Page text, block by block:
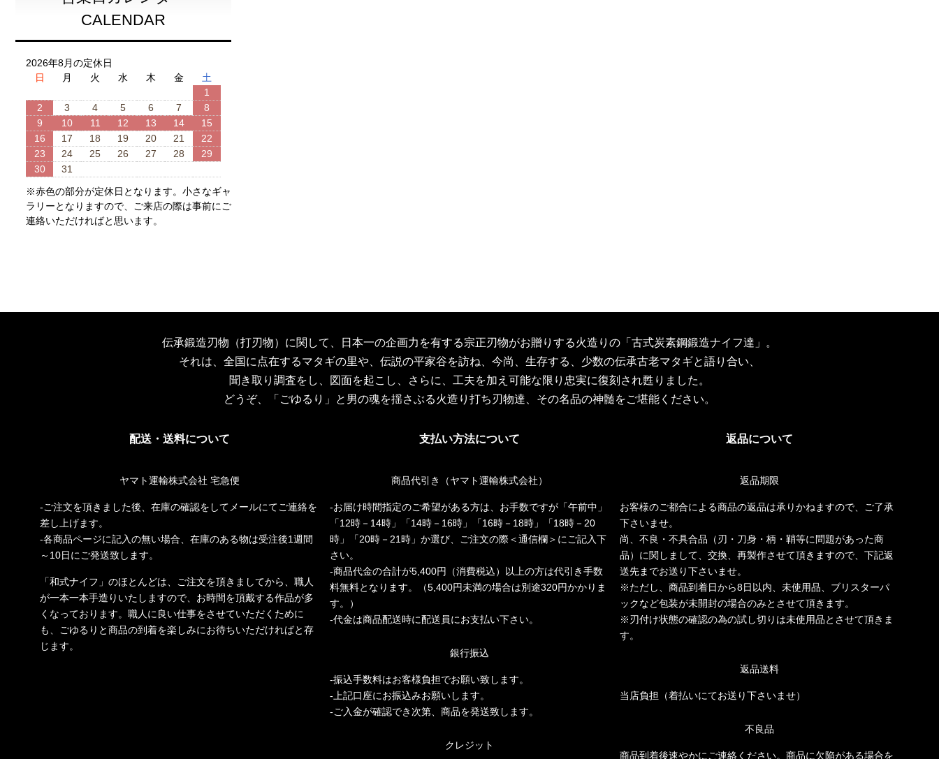
CALENDAR
2026年8月の定休日
日
月 火 水 木 金
土
1
2
3 4 5 6 7
8
9
10 11 12 13 14
15
16
17 18 19 20 21
22
23
24 25 26 27 28
29
30
31
※赤色の部分が定休日となります。小さなギャ
ラリーとなりますので、ご来店の際は事前にご
連絡いただければと思います。
伝承鍛造刃物（打刃物）に関して、日本一の企画力を有する宗正刃物がお贈りする火造りの「古式炭素鋼鍛造ナイフ達」。
それは、全国に点在するマタギの里や、伝説の平家谷を訪ね、今尚、生存する、少数の伝承古老マタギと語り合い、
聞き取り調査をし、図面を起こし、さらに、工夫を加え可能な限り忠実に復刻され甦りました。
どうぞ、「ごゆるり」と男の魂を揺さぶる火造り打ち刃物達、その名品の神髄をご堪能ください。
配送・送料について
ヤマト運輸株式会社 宅急便
-ご注文を頂きました後、在庫の確認をしてメールにてご連絡を
差し上げます。
-各商品ページに記入の無い場合、在庫のある物は受注後1週間
～10日にご発送致します。
「和式ナイフ」のほとんどは、ご注文を頂きましてから、職人
が一本一本手造りいたしますので、お時間を頂戴する作品が多
くなっております。職人に良い仕事をさせていただくために
も、ごゆるりと商品の到着を楽しみにお待ちいただければと存
じます。
支払い方法について
商品代引き（ヤマト運輸株式会社）
-お届け時間指定のご希望がある方は、お手数ですが「午前中」
「12時－14時」「14時－16時」「16時－18時」「18時－20
時」「20時－21時」か選び、ご注文の際＜通信欄＞にご記入下
さい。
-商品代金の合計が5,400円（消費税込）以上の方は代引き手数
料無料となります。（5,400円未満の場合は別途320円かかりま
す。）
-代金は商品配送時に配送員にお支払い下さい。
銀行振込
-振込手数料はお客様負担でお願い致します。
-上記口座にお振込みお願いします。
-ご入金が確認でき次第、商品を発送致します。
クレジット
返品について
返品期限
お客様のご都合による商品の返品は承りかねますので、ご了承
下さいませ。
尚、不良・不具合品（刃・刀身・柄・鞘等に問題があった商
品）に関しまして、交換、再製作させて頂きますので、下記返
送先までお送り下さいませ。
※ただし、商品到着日から8日以内、未使用品、ブリスターパ
ックなど包装が未開封の場合のみとさせて頂きます。
※刃付け状態の確認の為の試し切りは未使用品とさせて頂きま
す。
返品送料
当店負担（着払いにてお送り下さいませ）
不良品
商品到着後速やかにご連絡ください。商品に欠陥がある場合を